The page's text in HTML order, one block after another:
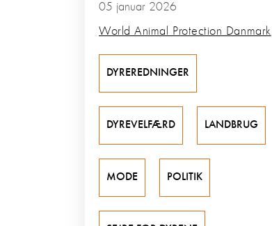
05 januar 2026
World Animal Protection Danmark
DYREREDNINGER
DYREVELFÆRD LANDBRUG
MODE POLITIK